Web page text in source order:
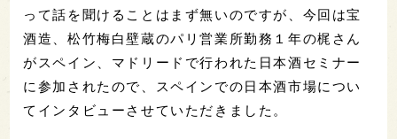
って話を聞けることはまず無いのですが、今回は宝
酒造、松竹梅白壁蔵のパリ営業所勤務１年の梶さん
がスペイン、マドリードで行われた日本酒セミナー
に参加されたので、スペインでの日本酒市場につい
てインタビューさせていただきました。